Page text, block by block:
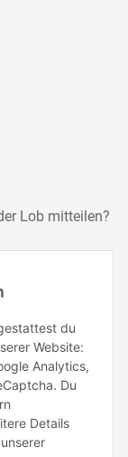
du
Website:
Analytics,
Du
Details
Lob mitteilen?